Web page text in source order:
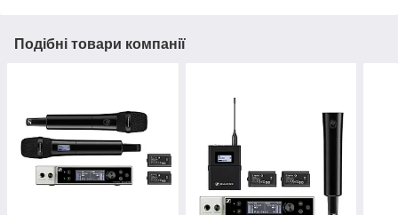
Подібні товари компанії